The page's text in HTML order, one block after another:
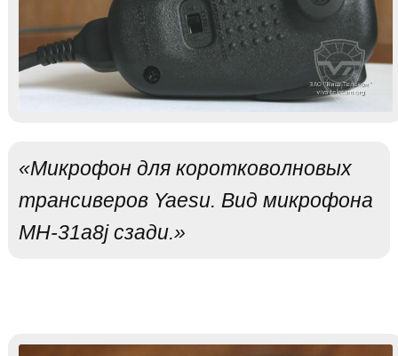
«Микрофон для коротковолновых
трансиверов Yaesu. Вид микрофона
MH-31a8j сзади.»